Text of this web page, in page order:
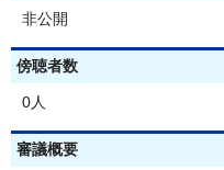
非公開
傍聴者数
0人
審議概要